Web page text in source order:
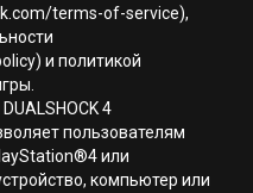
terms-of-service),
и политикой
4
пользователям
или
компьютер или